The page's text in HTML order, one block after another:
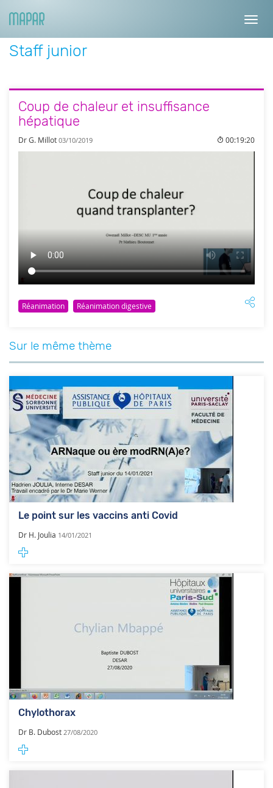
Staff junior
Coup de chaleur et insuffisance
hépatique
Dr G. Millot 03/10/2019 00:19:20
Réanimation Réanimation digestive
Sur le même thème
Le point sur les vaccins anti Covid
Dr H. Joulia 14/01/2021
Chylothorax
Dr B. Dubost 27/08/2020